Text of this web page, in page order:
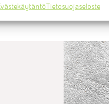
Tietosuojaseloste